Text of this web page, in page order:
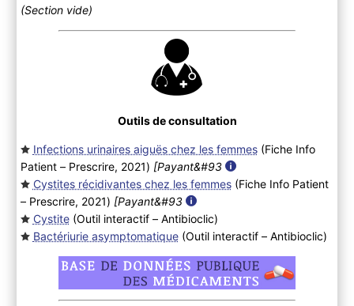
(Section vide)
Outils de consultation
Infections urinaires aiguës chez les femmes(Fiche Info
Patient – Prescrire, 2021) [Payant&#93
Cystites récidivantes chez les femmes(Fiche Info Patient
– Prescrire, 2021) [Payant&#93
Cystite(Outil interactif – Antibioclic)
Bactériurie asymptomatique(Outil interactif – Antibioclic)